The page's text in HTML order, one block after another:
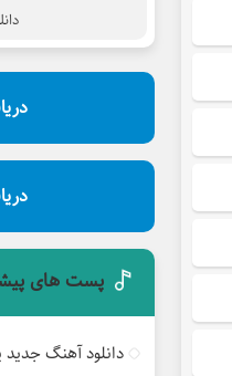
پست های
دانلود آهنگ جدید